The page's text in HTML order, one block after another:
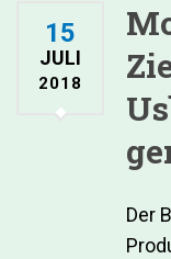
15
JULI
2018
Der